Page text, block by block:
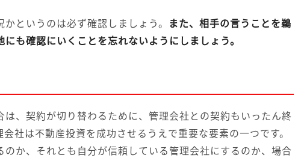
というのは必ず確認しましょう。 また、相手の言うことを鵜
も確認にいくことを忘れないようにしましょう。
は、契約が切り替わるために、管理会社との契約もいったん終
社は不動産投資を成功させるうえで重要な要素の一つです。
のか、それとも自分が信頼している管理会社にするのか、場合